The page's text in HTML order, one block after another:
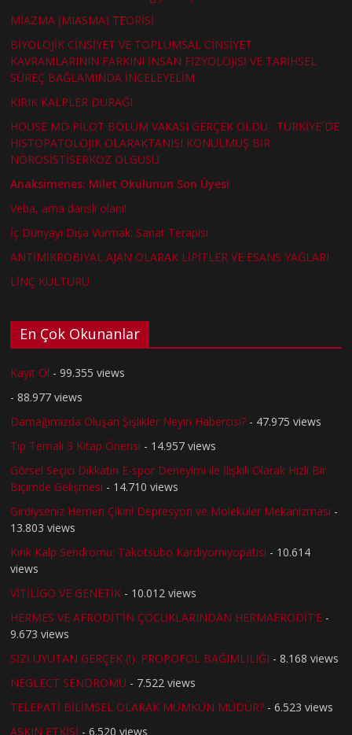
MİAZMA (MIASMA) TEORİSİ
BİYOLOJİK CİNSİYET VE TOPLUMSAL CİNSİYET
KAVRAMLARININ FARKINI İNSAN FİZYOLOJİSİ VE TARİHSEL
SÜREÇ BAĞLAMINDA İNCELEYELİM
KIRIK KALPLER DURAĞI
HOUSE MD PİLOT BÖLÜM VAKASI GERÇEK OLDU : TÜRKİYE´DE
HİSTOPATOLOJİK OLARAKTANISI KONULMUŞ BİR
NÖROSİSTİSERKOZ OLGUSU
Anaksimenes: Milet Okulunun Son Üyesi
Veba, ama danslı olanı!
İç Dünyayı Dışa Vurmak: Sanat Terapisi
ANTİMİKROBİYAL AJAN OLARAK LİPİTLER VE ESANS YAĞLARI
LİNÇ KÜLTÜRÜ
En Çok Okunanlar
Kayıt Ol - 99.355 views
- 88.977 views
Damağımızda Oluşan Şişlikler Neyin Habercisi? - 47.975 views
Tıp Temalı 3 Kitap Önerisi - 14.957 views
Görsel Seçici Dikkatin E-spor Deneyimi ile İlişkili Olarak Hızlı Bir
Biçimde Gelişmesi - 14.710 views
Girdiyseniz Hemen Çıkın! Depresyon ve Moleküler Mekanizması -
13.803 views
Kırık Kalp Sendromu: Takotsubo Kardiyomiyopatisi - 10.614
views
VİTİLİGO VE GENETİK - 10.012 views
HERMES VE AFRODİT’İN ÇOCUKLARINDAN HERMAFRODİT’E -
9.673 views
SİZİ UYUTAN GERÇEK (!): PROPOFOL BAĞIMLILIĞI - 8.168 views
NEGLECT SENDROMU - 7.522 views
TELEPATİ BİLİMSEL OLARAK MÜMKÜN MÜDÜR? - 6.523 views
AŞKIN ETKİSİ - 6.520 views